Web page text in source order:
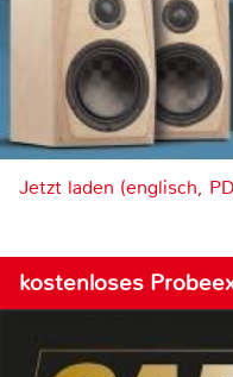
Jetzt laden (englisch,
kostenloses